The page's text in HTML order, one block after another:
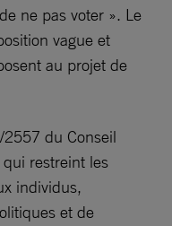
ne pas voter ». Le
vague et
au projet de
2557 du Conseil
restreint les
individus,
et de